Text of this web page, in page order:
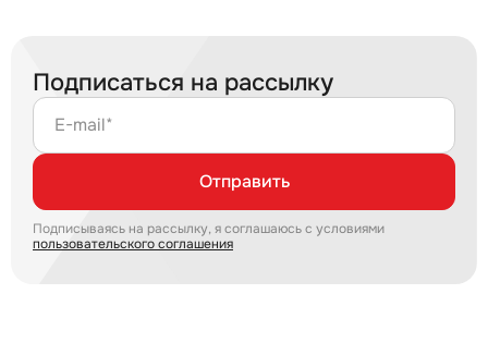
Подписаться на рассылку
E-mail*
Отправить
Подписываясь на рассылку, я соглашаюсь с условиями
пользовательского соглашения